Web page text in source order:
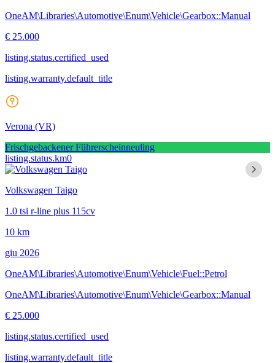
OneAM\Libraries\Automotive\Enum\Vehicle\Gearbox::Manual
€ 25.000
listing.status.certified_used
listing.warranty.default_title
Verona (VR)
Frischgebackener Führerscheinneuling
listing.status.km0
Volkswagen Taigo
1.0 tsi r-line plus 115cv
10 km
giu 2026
OneAM\Libraries\Automotive\Enum\Vehicle\Fuel::Petrol
OneAM\Libraries\Automotive\Enum\Vehicle\Gearbox::Manual
€ 25.000
listing.status.certified_used
listing.warranty.default_title